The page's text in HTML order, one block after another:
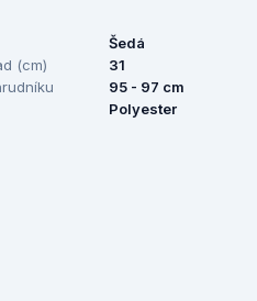
Šedá
(cm)
31
95 - 97 cm
Polyester